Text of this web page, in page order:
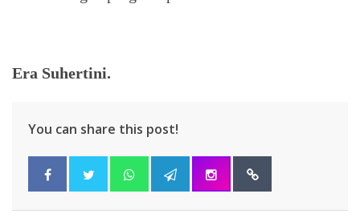
Era Suhertini.
You can share this post!